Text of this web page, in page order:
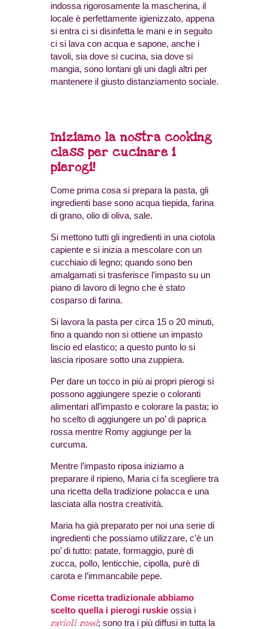
indossa rigorosamente la mascherina, il
locale è perfettamente igienizzato, appena
si entra ci si disinfetta le mani e in seguito
ci si lava con acqua e sapone, anche i
tavoli, sia dove si cucina, sia dove si
mangia, sono lontani gli uni dagli altri per
mantenere il giusto distanziamento sociale.
Iniziamo la nostra cooking
class per cucinare i
pierogi!
Come prima cosa si prepara la pasta, gli
ingredienti base sono acqua tiepida, farina
di grano, olio di oliva, sale.
Si mettono tutti gli ingredienti in una ciotola
capiente e si inizia a mescolare con un
cucchiaio di legno; quando sono ben
amalgamati si trasferisce l’impasto su un
piano di lavoro di legno che è stato
cosparso di farina.
Si lavora la pasta per circa 15 o 20 minuti,
fino a quando non si ottiene un impasto
liscio ed elastico; a questo punto lo si
lascia riposare sotto una zuppiera.
Per dare un tocco in più ai propri pierogi si
possono aggiungere spezie o coloranti
alimentari all’impasto e colorare la pasta; io
ho scelto di aggiungere un po’ di paprica
rossa mentre Romy aggiunge per la
curcuma.
Mentre l’impasto riposa iniziamo a
preparare il ripieno, Maria ci fa scegliere tra
una ricetta della tradizione polacca e una
lasciata alla nostra creatività.
Maria ha già preparato per noi una serie di
ingredienti che possiamo utilizzare, c’è un
po’ di tutto: patate, formaggio, purè di
zucca, pollo, lenticchie, cipolla, purè di
carota e l’immancabile pepe.
Come ricetta tradizionale abbiamo
scelto quella i pierogi ruskie ossia i
ravioli russi; sono tra i più diffusi in tutta la